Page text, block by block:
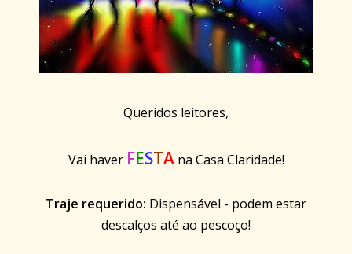
Queridos leitores,
Vai haver FESTAna Casa Claridade!
Traje requerido: Dispensável - podem estar
descalços até ao pescoço!